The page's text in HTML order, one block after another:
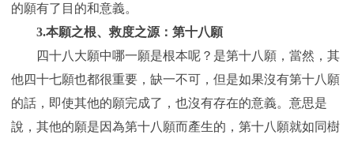
的願有了目的和意義。
3.本願之根、救度之源：第十八願
四十八大願中哪一願是根本呢？是第十八願，當然，其
他四十七願也都很重要，缺一不可，但是如果沒有第十八願
的話，即使其他的願完成了，也沒有存在的意義。意思是
說，其他的願是因為第十八願而產生的，第十八願就如同樹